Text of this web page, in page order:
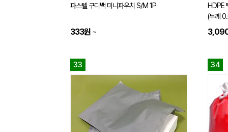
파스텔 구디백 미니파우치 S/M 1P
333원 ~
HDPE
(두께
33 34